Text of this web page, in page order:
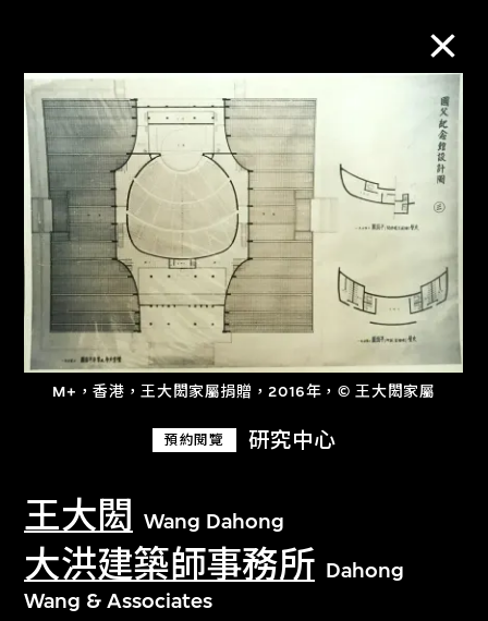
M+，香港，王大閎家屬捐贈，2016年，© 王大閎家屬
預約閱覽 研究中心
王大閎 Wang Dahong
大洪建築師事務所 Dahong
Wang & Associates
M+藏品
進一步篩選 搜索
關於M+藏品